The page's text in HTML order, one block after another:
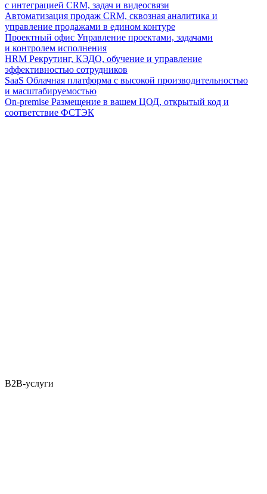
с интеграцией CRM, задач и видеосвязи
Автоматизация продаж CRM, сквозная аналитика и
управление продажами в едином контуре
Проектный офис Управление проектами, задачами
и контролем исполнения
HRM Рекрутинг, КЭДО, обучение и управление
эффективностью сотрудников
SaaS Облачная платформа с высокой производительностью
и масштабируемостью
On-premise Размещение в вашем ЦОД, открытый код и
соответствие ФСТЭК
B2B-услуги